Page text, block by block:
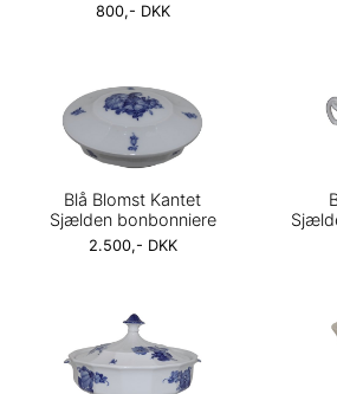
800,- DKK
Blå Blomst Kantet
Sjælden bonbonniere
2.500,- DKK